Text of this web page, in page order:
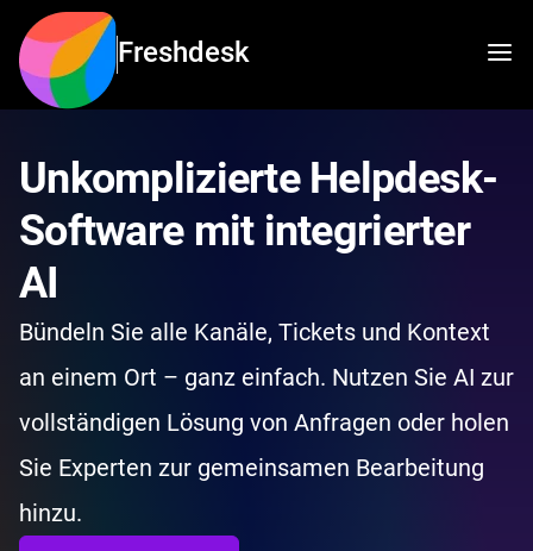
Freshdesk
Unkomplizierte Helpdesk-
Software mit integrierter
AI
Bündeln Sie alle Kanäle, Tickets und Kontext
an einem Ort – ganz einfach. Nutzen Sie AI zur
vollständigen Lösung von Anfragen oder holen
Sie Experten zur gemeinsamen Bearbeitung
hinzu.